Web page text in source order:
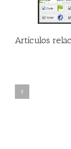
Artículos
Camara Climatica